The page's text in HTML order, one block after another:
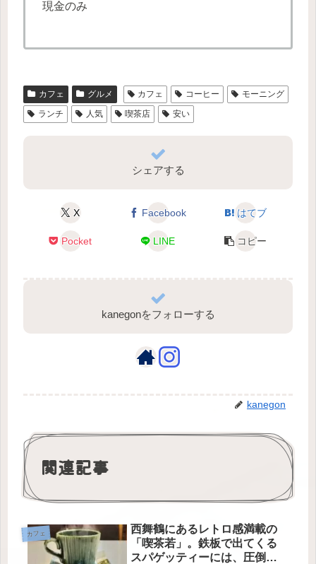
現金のみ
カフェ グルメ カフェ コーヒー
モーニング
ランチ
人気 喫茶店 安い
シェアする
X Facebook はてブ
Pocket LINE コピー
kanegonをフォローする
kanegon
関連記事
カフェ
西舞鶴にあるレトロ感満載の
「喫茶若」。鉄板で出てくる
スパゲッティーには、圧倒さ